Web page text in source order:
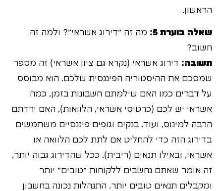
הראשון.
שאלה בוערת 5:
מה זה "דירוג אשראי"? ולמה זה
חשוב?
תשובה: דירוג אשראי (נקרא גם ציון אשראי) זה מספר
שמסכם את ההיסטוריה הפיננסית שלכם. הוא מבוסס
על דברים כמו האם שילמתם חשבונות בזמן, כמה
אשראי יש לכם (כרטיסי אשראי, הלוואות), האם ירדתם
הרבה למינוס, ועוד. בנקים וגופים פיננסיים משתמשים
בדירוג הזה כדי להחליט אם לתת לכם הלוואה או
אשראי, ובאילו תנאים (ריבית). ככל שהדירוג גבוה יותר,
זה אומר שאתם נחשבים ללקוחות "טובים" יותר
ומקבלים תנאים טובים יותר. התנהלות נכונה בחשבון